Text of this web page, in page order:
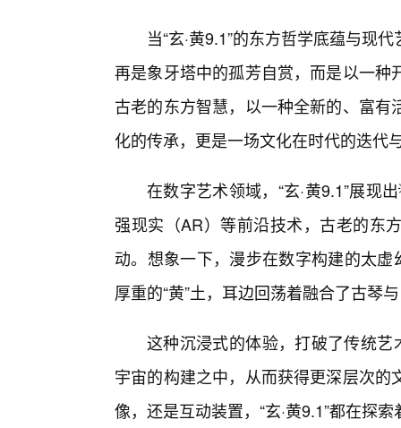
当“玄·黄9.1”的东方哲学底蕴与现
再是象牙塔中的孤芳自赏，而是以一
古老的东方智慧，以一种全新的、富
化的传承，更是一场文化在时代的迭代
在数字艺术领域，“玄·黄9.1”展现
强现实（AR）等前沿技术，古老的东
动。想象一下，漫步在数字构建的太
厚重的“黄”土，耳边回荡着融合了古琴
这种沉浸式的体验，打破了传统艺
宇宙的构建之中，从而获得更深层次
像，还是互动装置，“玄·黄9.1”都在探